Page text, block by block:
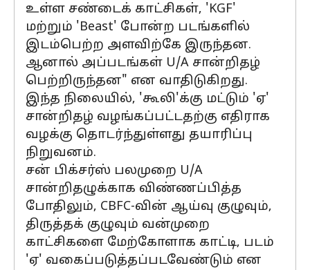
உள்ள சண்டைக் காட்சிகள், 'KGF'
மற்றும் 'Beast' போன்ற படங்களில்
இடம்பெற்ற அளவிற்கே இருந்தன.
ஆனால் அப்படங்கள் U/A சான்றிதழ்
பெற்றிருந்தன" என வாதிடுகிறது.
இந்த நிலையில், 'கூலி'க்கு மட்டும் 'ஏ'
சான்றிதழ் வழங்கப்பட்டதற்கு எதிராக
வழக்கு தொடர்ந்துள்ளது தயாரிப்பு
நிறுவனம்.
சன் பிக்சர்ஸ் பலமுறை U/A
சான்றிதழுக்காக விண்ணப்பித்த
போதிலும், CBFC-வின் ஆய்வு குழுவும்,
திருத்தக் குழுவும் வன்முறை
காட்சிகளை மேற்கோளாக காட்டி, படம்
'ஏ' வகைப்படுத்தப்படவேண்டும் என